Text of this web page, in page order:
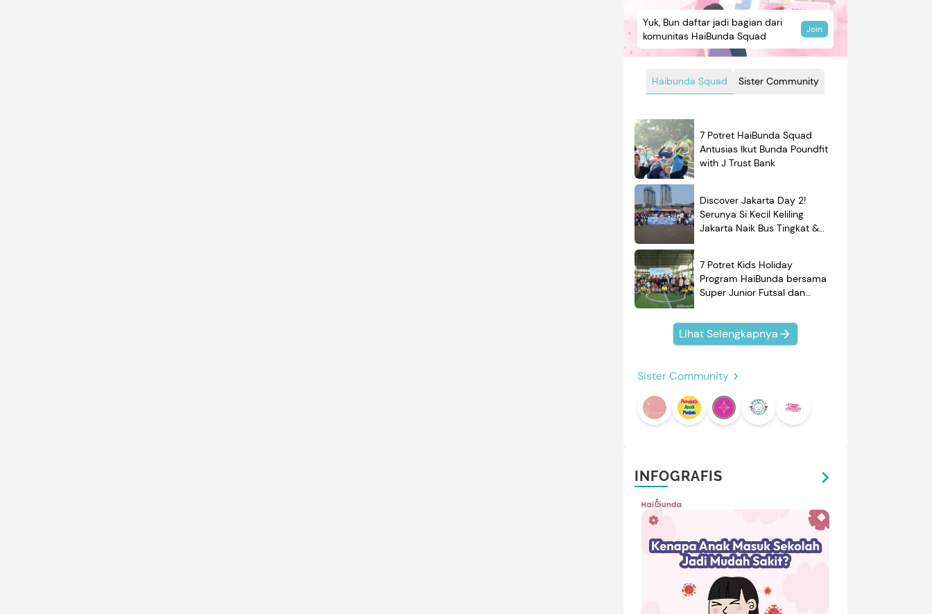
Haibunda Squad Sister Community
Yuk, Bun daftar jadi bagian dari
komunitas HaiBunda Squad
Join
7 Potret HaiBunda Squad
Antusias Ikut Bunda Poundfit
with J Trust Bank
Discover Jakarta Day 2!
Serunya Si Kecil Keliling
Jakarta Naik Bus Tingkat &
7 Potret Kids Holiday
Program HaiBunda bersama
Super Junior Futsal dan
Kompak Banget!
Lihat Selengkapnya
Sister Community
INFOGRAFIS